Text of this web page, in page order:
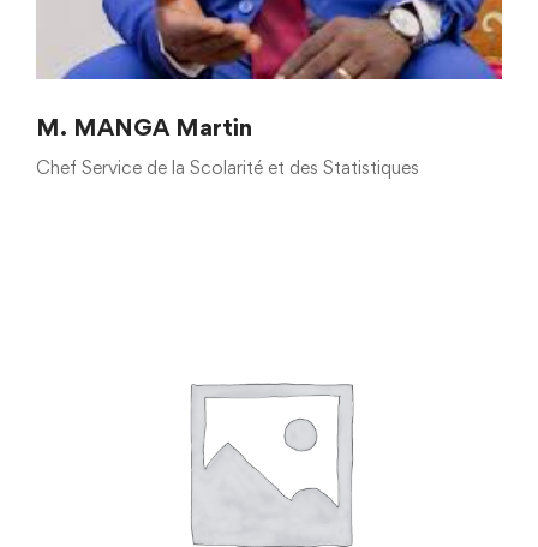
M. MANGA Martin
Chef Service de la Scolarité et des Statistiques